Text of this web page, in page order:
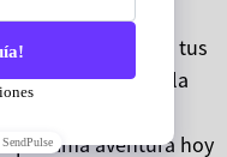
gratis son una
para unir a tus
desde la
a probar? ¡No te
próxima aventura hoy